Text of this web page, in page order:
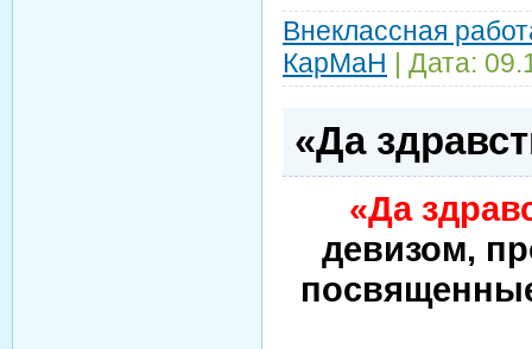
Внеклассная
КарМаН | Дата:
«Да
«Да
девизом,